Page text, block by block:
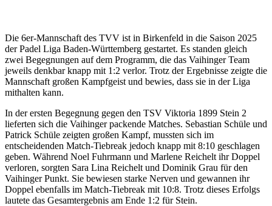
Die 6er-Mannschaft des TVV ist in Birkenfeld in die Saison 2025
der Padel Liga Baden-Württemberg gestartet. Es standen gleich
zwei Begegnungen auf dem Programm, die das Vaihinger Team
jeweils denkbar knapp mit 1:2 verlor. Trotz der Ergebnisse zeigte die
Mannschaft großen Kampfgeist und bewies, dass sie in der Liga
mithalten kann.
In der ersten Begegnung gegen den TSV Viktoria 1899 Stein 2
lieferten sich die Vaihinger packende Matches. Sebastian Schüle und
Patrick Schüle zeigten großen Kampf, mussten sich im
entscheidenden Match-Tiebreak jedoch knapp mit 8:10 geschlagen
geben. Während Noel Fuhrmann und Marlene Reichelt ihr Doppel
verloren, sorgten Sara Lina Reichelt und Dominik Grau für den
Vaihinger Punkt. Sie bewiesen starke Nerven und gewannen ihr
Doppel ebenfalls im Match-Tiebreak mit 10:8. Trotz dieses Erfolgs
lautete das Gesamtergebnis am Ende 1:2 für Stein.